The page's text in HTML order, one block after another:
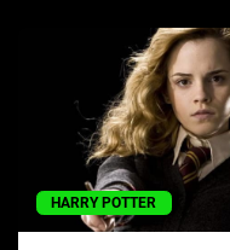
HARRY POTTER